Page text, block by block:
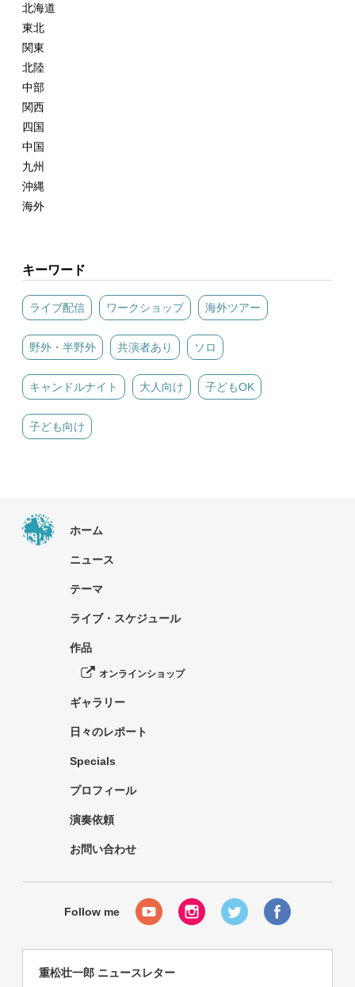
北海道
東北
関東
北陸
中部
関西
四国
中国
九州
沖縄
海外
キーワード
ライブ配信 ワークショップ 海外ツアー
野外・半野外 共演者あり ソロ
キャンドルナイト 大人向け 子どもOK
子ども向け
ホーム
ニュース
テーマ
ライブ・スケジュール
作品
オンラインショップ
ギャラリー
日々のレポート
Specials
プロフィール
演奏依頼
お問い合わせ
重松壮一郎 ニュースレター